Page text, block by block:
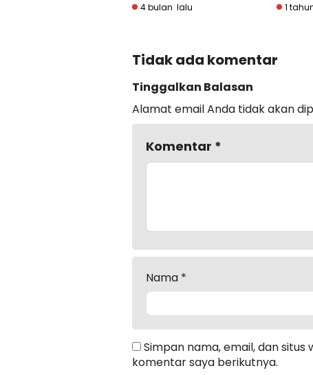
4 bulan lalu 1
Tidak ada komentar
Tinggalkan Balasan
Alamat email Anda tidak akan
Komentar *
Nama *
Simpan nama, email, dan
komentar saya berikutnya.